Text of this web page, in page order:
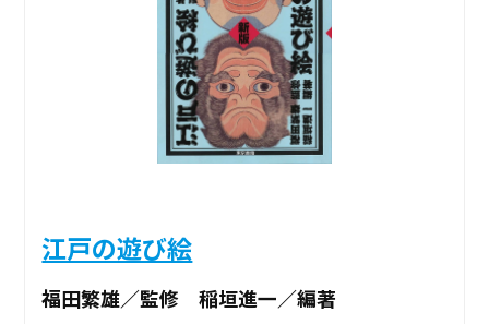
江戸の遊び絵
福田繁雄／監修 稲垣進一／編著